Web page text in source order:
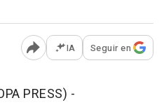
Abrir opciones para
IA Seguir en
PRESS) -